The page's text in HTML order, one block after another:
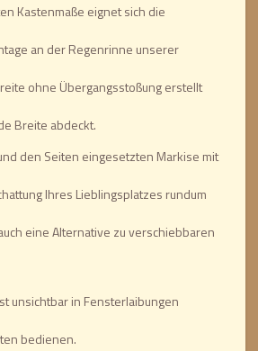
Kastenmaße eignet sich die
an der Regenrinne unserer
ohne Übergangsstoßung erstellt
Breite abdeckt.
den Seiten eingesetzten Markise mit
Ihres Lieblingsplatzes rundum
eine Alternative zu verschiebbaren
unsichtbar in Fensterlaibungen
bedienen.